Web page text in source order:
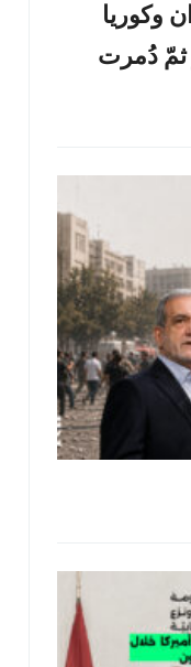
وكوريا
ثمّ دُمرت